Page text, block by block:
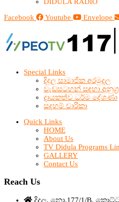
Facebook
Youtube Envelope
Special Links
දිදුල සාමාජික අරමුදල
වැඩසටහන් සඳහා
දායකත්ව ධර්ම දේශණා
සදහම් චාරිකා
Quick Links
HOME
About Us
TV Didula Programs
GALLERY
Contact Us
Reach Us
දිදුල, නො,177/1/B,